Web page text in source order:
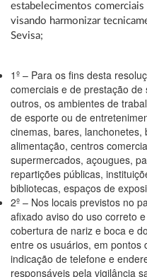
estabelecimentos
visando harmonizar
Sevisa;
1º – Para os fins desta
comerciais e de prestação
outros, os ambientes de
de esporte ou de
cinemas, bares,
alimentação, centros
supermercados, açougues,
repartições públicas,
bibliotecas, espaços de
2º – Nos locais previstos no
afixado aviso do uso correto
cobertura de nariz e boca e
entre os usuários, em pontos
indicação de telefone e
responsáveis pela vigilância